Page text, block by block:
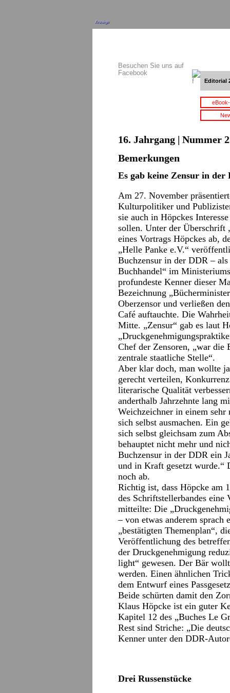
Anzeige
Besuchen Sie uns auf
Facebook
Editorial
16. Jahrgang | Nummer
Bemerkungen
Es gab keine Zensur in der
Am 27. November
Kulturpolitiker und
sie auch in Höpckes
sollen. Unter der Überschrift
eines Vortrags Höpckes ab,
„Helle Panke e.V.“
Buchzensur in der DDR –
Buchhandel“ im
profundeste Kenner dieser
Bezeichnung
Oberzensor und verließen
Café auftauchte. Die
Mitte. „Zensur“ gab es laut
Chef der Zensoren, „war die
zentrale staatliche Stelle“.
Aber klar doch, man wollte
gerecht verteilen,
literarische Qualität
anderthalb Jahrzehnte lang
Weichzeichner in einem
sich selbst ausmachen. Ein
sich selbst gleichsam zum
behauptet nicht mehr und
Buchzensur in der DDR ein
und in Kraft gesetzt wurde.“
noch ab.
Richtig ist, dass Höpcke am
des Schriftstellerbandes eine
mitteilte: Die
– von etwas anderem
„bestätigten Themenplan“,
Veröffentlichung des
der Druckgenehmigung
light“ gewesen. Der Bär
werden. Einen ähnlichen
dem Entwurf eines
Beide schürten damit den
Klaus Höpcke ist ein guter
Kapitel 12 des „Buches Le
Rest sind Striche: „Die
Kenner unter den DDR-
Drei Russenstücke